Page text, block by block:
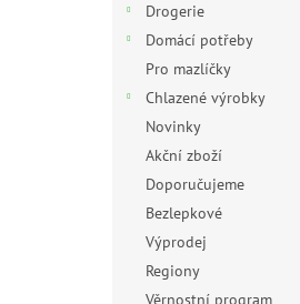
Drogerie
Domácí potřeby
Pro mazlíčky
Chlazené výrobky
Novinky
Akční zboží
Doporučujeme
Bezlepkové
Výprodej
Regiony
Věrnostní program